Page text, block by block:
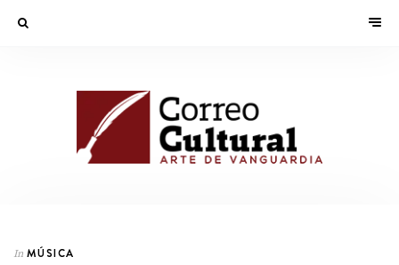
In MÚSICA